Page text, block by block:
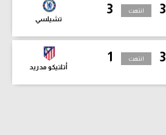
3
3
تشيلسي
انتهت
3
1
أتلتيكو مدريد
انتهت